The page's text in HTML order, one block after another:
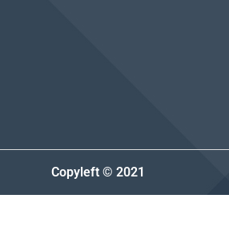
Copyleft © 2021